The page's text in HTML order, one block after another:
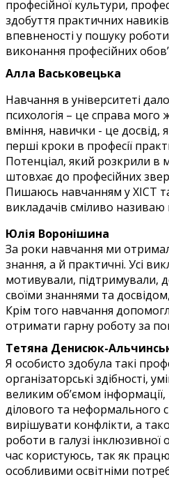
професійної культури,
здобуття практичних
впевненості у пошуку
виконання професійних
Алла Васьковецька
Навчання в університеті
психологія – це справа мого
вміння, навички - це досвід,
перші кроки в професії
Потенціал, який розкрили в
штовхає до професійних
Пишаюсь навчанням у ХІСТ
викладачів сміливо називаю
Юлія Воронішина
За роки навчання ми
знання, а й практичні. Усі
мотивували, підтримували,
своїми знаннями та
Крім того навчання
отримати гарну роботу за
Тетяна Денисюк-
Я особисто здобула такі
організаторські здібності,
великим об’ємом
ділового та неформального
вирішувати конфлікти, а
роботи в галузі
час користуюсь, так як
особливими освітніми